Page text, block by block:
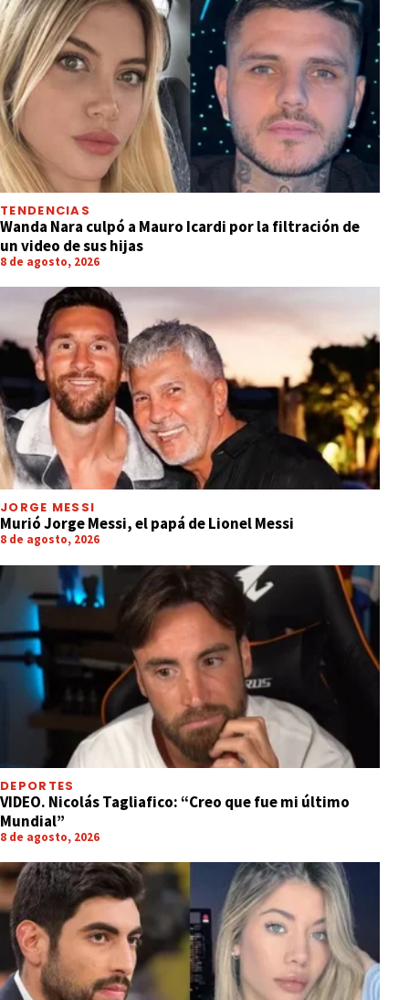
TENDENCIAS
Wanda Nara culpó a Mauro Icardi por la filtración de
un video de sus hijas
8 de agosto, 2026
JORGE MESSI
Murió Jorge Messi, el papá de Lionel Messi
8 de agosto, 2026
DEPORTES
VIDEO. Nicolás Tagliafico: “Creo que fue mi último
Mundial”
8 de agosto, 2026